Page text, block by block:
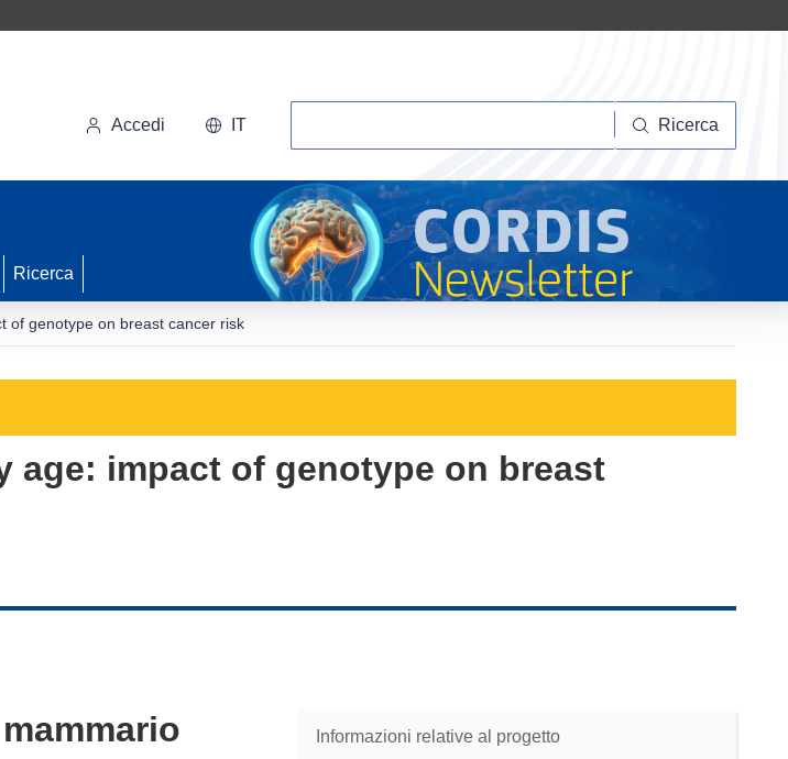
Accedi IT Ricerca
Ricerca
of genotype on breast cancer risk
age: impact of genotype on breast
Informazioni relative al progetto